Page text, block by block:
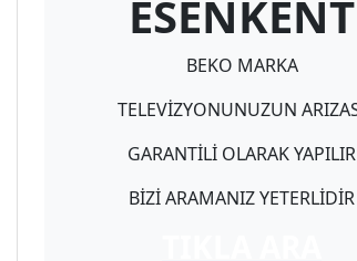
ESENKENT
BEKO MARKA
TELEVİZYONUNUZUN
GARANTİLİ OLARAK YAPILIR
BİZİ ARAMANIZ YETERLİDİR